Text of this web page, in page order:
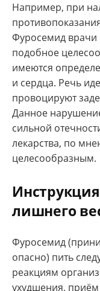
Например, при
Фуросемид врачи
подобное
имеются
и сердца. Речь
провоцируют
Данное
сильной
лекарства, по
целесообразным.
лишнего
Фуросемид
опасно) пить
реакциям
ухудшения, приём